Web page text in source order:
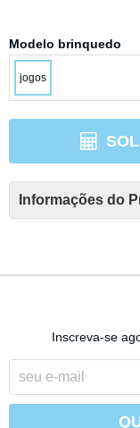
Modelo brinquedo
jogos
Informações do
Inscreva-se